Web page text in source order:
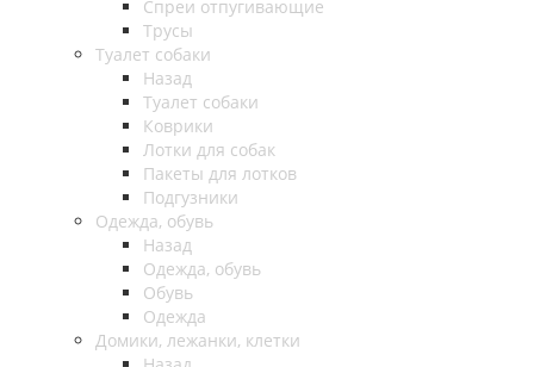
Спреи отпугивающие
Трусы
Туалет собаки
Назад
Туалет собаки
Коврики
Лотки для собак
Пакеты для лотков
Подгузники
Одежда, обувь
Назад
Одежда, обувь
Обувь
Одежда
Домики, лежанки, клетки